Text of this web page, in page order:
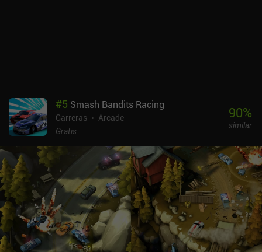
#5 Smash Bandits Racing
Carreras
Arcade
Gratis
90%
similar